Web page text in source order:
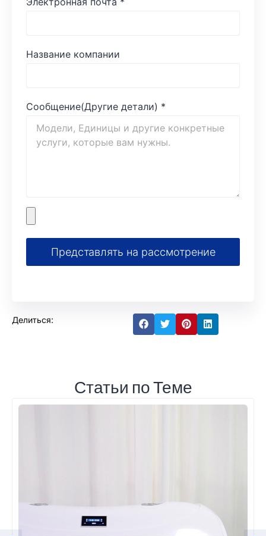
Название компании
Сообщение(Другие детали) *
Представлять на рассмотрение
Делиться:
Статьи по Теме